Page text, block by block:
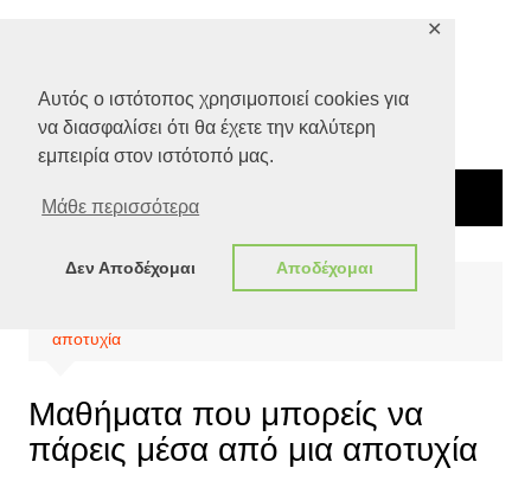
Αυτός ο ιστότοπος χρησιμοποιεί cookies για
να διασφαλίσει ότι θα έχετε την καλύτερη
εμπειρία στον ιστότοπό μας.
Μάθε περισσότερα
Δεν Αποδέχομαι Αποδέχομαι
✕
Ψυχολογία
αποτυχία
Μαθήματα που μπορείς να
πάρεις μέσα από μια αποτυχία